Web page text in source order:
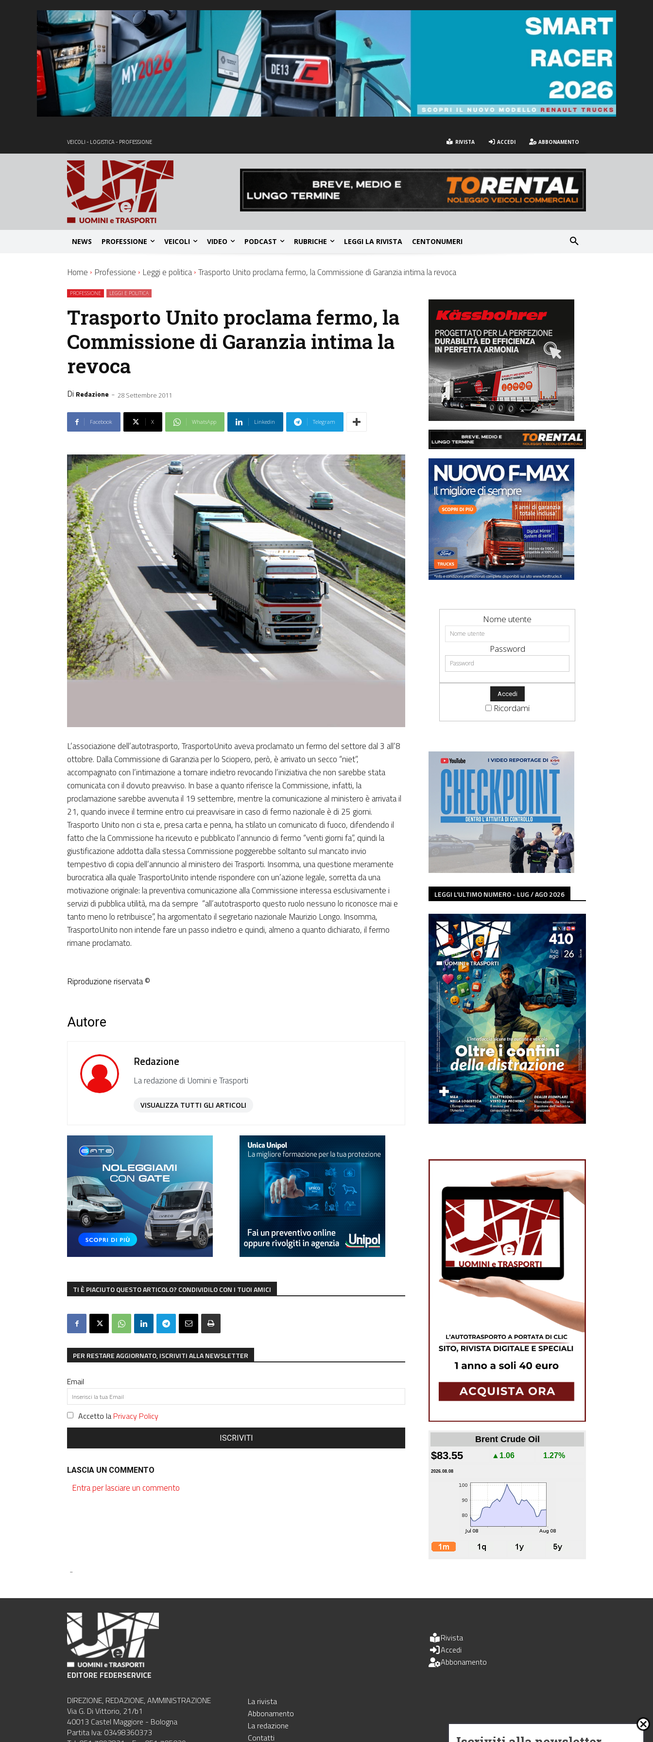
VEICOLI - LOGISTICA - PROFESSIONE RIVISTA ACCEDI ABBONAMENTO
NEWS PROFESSIONE VEICOLI VIDEO PODCAST RUBRICHE LEGGI LA RIVISTA CENTONUMERI
Home Professione Leggi e politica Trasporto Unito proclama fermo, la Commissione di Garanzia intima la revoca
PROFESSIONE LEGGI E POLITICA
Trasporto Unito proclama fermo, la
Commissione di Garanzia intima la
revoca
Di Redazione - 28 Settembre 2011
Facebook X WhatsApp Linkedin Telegram
L’associazione dell’autotrasporto, TrasportoUnito aveva proclamato un fermo del settore dal 3 all’8
ottobre. Dalla Commissione di Garanzia per lo Sciopero, però, è arrivato un secco “niet”,
accompagnato con l’intimazione a tornare indietro revocando l’iniziativa che non sarebbe stata
comunicata con il dovuto preavviso. In base a quanto riferisce la Commissione, infatti, la
proclamazione sarebbe avvenuta il 19 settembre, mentre la comunicazione al ministero è arrivata il
21, quando invece il termine entro cui preavvisare in caso di fermo nazionale è di 25 giorni.
Trasporto Unito non ci sta e, presa carta e penna, ha stilato un comunicato di fuoco, difendendo il
fatto che la Commissione ha ricevuto e pubblicato l’annuncio di fermo “venti giorni fa”, quindi la
giustificazione addotta dalla stessa Commissione poggerebbe soltanto sul mancato invio
tempestivo di copia dell’annuncio al ministero dei Trasporti. Insomma, una questione meramente
burocratica alla quale TrasportoUnito intende rispondere con un’azione legale, sorretta da una
motivazione originale: la preventiva comunicazione alla Commissione interessa esclusivamente i
servizi di pubblica utilità, ma da sempre “all’autotrasporto questo ruolo nessuno lo riconosce mai e
tanto meno lo retribuisce”, ha argomentato il segretario nazionale Maurizio Longo. Insomma,
TrasportoUnito non intende fare un passo indietro e quindi, almeno a quanto dichiarato, il fermo
rimane proclamato.
Riproduzione riservata ©
Autore
Redazione
La redazione di Uomini e Trasporti
VISUALIZZA TUTTI GLI ARTICOLI
TI È PIACIUTO QUESTO ARTICOLO? CONDIVIDILO CON I TUOI AMICI
PER RESTARE AGGIORNATO, ISCRIVITI ALLA NEWSLETTER
Email
Accetto la Privacy Policy
ISCRIVITI
LASCIA UN COMMENTO
Entra per lasciare un commento
Nome utente
Password
Ricordami
LEGGI L'ULTIMO NUMERO - LUG / AGO 2026
Brent Crude Oil
$83.55 ▲1.06 1.27%
2026.08.08
-
EDITORE FEDERSERVICE
DIREZIONE, REDAZIONE, AMMINISTRAZIONE
Via G. Di Vittorio, 21/b1
40013 Castel Maggiore - Bologna
Partita Iva: 03498360373
La rivista
Abbonamento
La redazione
Contatti
Rivista
Accedi
Abbonamento